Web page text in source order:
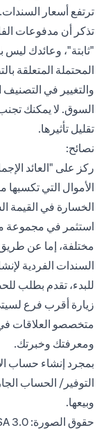
ترتفع أسعار
تذكر أن مدفوعات
"ثابتة"، وعائدك
المحتملة المتعلقة
والتغيير في التصنيف
السوق. لا يمكنك
تقليل تأثيرها.
نصائح:
ركز على "العائد
الأموال التي
الخسارة في القيمة
استثمر في مجموعة
مختلفة، إما عن
السندات الفردية
للبدء، تقدم بطلب
زيارة أقرب فرع
متخصصو العلاقات
ومعرفتك وخبرتك.
بمجرد إنشاء حساب
التوفير/ الحساب
وبيعها.
حقوق الصورة: CC BY-SA 3.0 بواسطة Nick Youngson